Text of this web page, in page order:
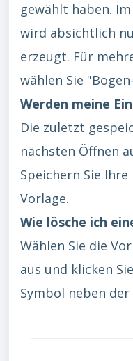
gewählt haben.
wird absichtlich
erzeugt. Für
wählen Sie
Werden meine
Die zuletzt
nächsten Öffnen
Speichern Sie
Vorlage.
Wie lösche ich
Wählen Sie die
aus und klicken
Symbol neben der